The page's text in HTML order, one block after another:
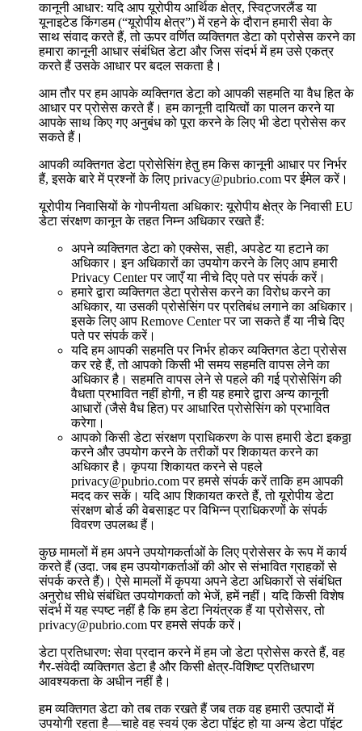
कानूनी आधार: यदि आप यूरोपीय आर्थिक क्षेत्र, स्विट्जरलैंड या
यूनाइटेड किंगडम (“यूरोपीय क्षेत्र”) में रहने के दौरान हमारी सेवा के
साथ संवाद करते हैं, तो ऊपर वर्णित व्यक्तिगत डेटा को प्रोसेस करने का
हमारा कानूनी आधार संबंधित डेटा और जिस संदर्भ में हम उसे एकत्र
करते हैं उसके आधार पर बदल सकता है।
आम तौर पर हम आपके व्यक्तिगत डेटा को आपकी सहमति या वैध हित के
आधार पर प्रोसेस करते हैं। हम कानूनी दायित्वों का पालन करने या
आपके साथ किए गए अनुबंध को पूरा करने के लिए भी डेटा प्रोसेस कर
सकते हैं।
आपकी व्यक्तिगत डेटा प्रोसेसिंग हेतु हम किस कानूनी आधार पर निर्भर
हैं, इसके बारे में प्रश्नों के लिए privacy@pubrio.comपर ईमेल करें।
यूरोपीय निवासियों के गोपनीयता अधिकार: यूरोपीय क्षेत्र के निवासी EU
डेटा संरक्षण कानून के तहत निम्न अधिकार रखते हैं:
अपने व्यक्तिगत डेटा को एक्सेस, सही, अपडेट या हटाने का
अधिकार। इन अधिकारों का उपयोग करने के लिए आप हमारी
Privacy Center पर जाएँ या नीचे दिए पते पर संपर्क करें।
हमारे द्वारा व्यक्तिगत डेटा प्रोसेस करने का विरोध करने का
अधिकार, या उसकी प्रोसेसिंग पर प्रतिबंध लगाने का अधिकार।
इसके लिए आप Remove Center पर जा सकते हैं या नीचे दिए
पते पर संपर्क करें।
यदि हम आपकी सहमति पर निर्भर होकर व्यक्तिगत डेटा प्रोसेस
कर रहे हैं, तो आपको किसी भी समय सहमति वापस लेने का
अधिकार है। सहमति वापस लेने से पहले की गई प्रोसेसिंग की
वैधता प्रभावित नहीं होगी, न ही यह हमारे द्वारा अन्य कानूनी
आधारों (जैसे वैध हित) पर आधारित प्रोसेसिंग को प्रभावित
करेगा।
आपको किसी डेटा संरक्षण प्राधिकरण के पास हमारी डेटा इकठ्ठा
करने और उपयोग करने के तरीकों पर शिकायत करने का
अधिकार है। कृपया शिकायत करने से पहले
privacy@pubrio.comपर हमसे संपर्क करें ताकि हम आपकी
मदद कर सकें। यदि आप शिकायत करते हैं, तो यूरोपीय डेटा
संरक्षण बोर्ड की वेबसाइट पर विभिन्न प्राधिकरणों के संपर्क
विवरण उपलब्ध हैं।
कुछ मामलों में हम अपने उपयोगकर्ताओं के लिए प्रोसेसर के रूप में कार्य
करते हैं (उदा. जब हम उपयोगकर्ताओं की ओर से संभावित ग्राहकों से
संपर्क करते हैं)। ऐसे मामलों में कृपया अपने डेटा अधिकारों से संबंधित
अनुरोध सीधे संबंधित उपयोगकर्ता को भेजें, हमें नहीं। यदि किसी विशेष
संदर्भ में यह स्पष्ट नहीं है कि हम डेटा नियंत्रक हैं या प्रोसेसर, तो
privacy@pubrio.comपर हमसे संपर्क करें।
डेटा प्रतिधारण: सेवा प्रदान करने में हम जो डेटा प्रोसेस करते हैं, वह
गैर-संवेदी व्यक्तिगत डेटा है और किसी क्षेत्र-विशिष्ट प्रतिधारण
आवश्यकता के अधीन नहीं है।
हम व्यक्तिगत डेटा को तब तक रखते हैं जब तक वह हमारी उत्पादों में
उपयोगी रहता है—चाहे वह स्वयं एक डेटा पॉइंट हो या अन्य डेटा पॉइंट